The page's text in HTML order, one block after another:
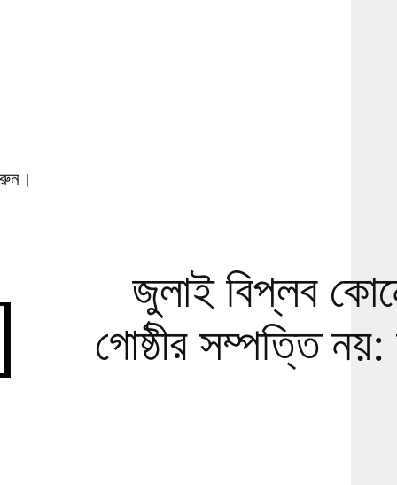
জুলাই বিপ্লব
গোষ্ঠীর সম্পত্তি